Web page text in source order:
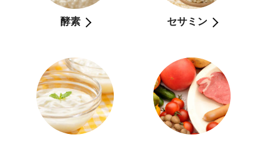
酵素 セサミン